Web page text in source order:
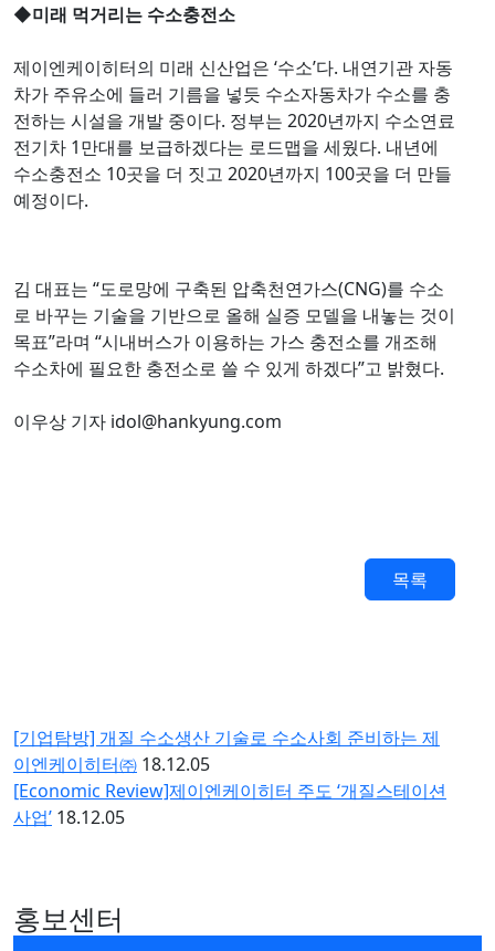
홍보센터
◆미래 먹거리는 수소충전소
제이엔케이히터의 미래 신산업은 ‘수소’다. 내연기관 자동
차가 주유소에 들러 기름을 넣듯 수소자동차가 수소를 충
전하는 시설을 개발 중이다. 정부는 2020년까지 수소연료
전기차 1만대를 보급하겠다는 로드맵을 세웠다. 내년에
수소충전소 10곳을 더 짓고 2020년까지 100곳을 더 만들
예정이다.
김 대표는 “도로망에 구축된 압축천연가스(CNG)를 수소
로 바꾸는 기술을 기반으로 올해 실증 모델을 내놓는 것이
목표”라며 “시내버스가 이용하는 가스 충전소를 개조해
수소차에 필요한 충전소로 쓸 수 있게 하겠다”고 밝혔다.
이우상 기자 idol@hankyung.com
목록
[기업탐방] 개질 수소생산 기술로 수소사회 준비하는 제
이엔케이히터㈜ 18.12.05
[Economic Review]제이엔케이히터 주도 ‘개질스테이션
사업’ 18.12.05